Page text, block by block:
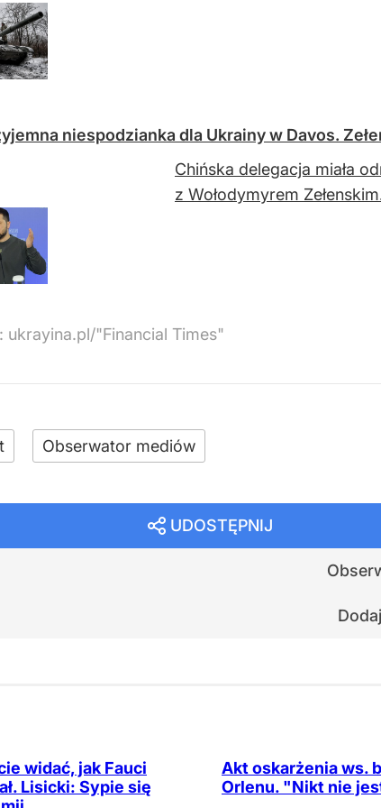
niespodzianka dla Ukrainy w Davos.
Chińska delegacja miała
z Wołodymyrem
ukrayina.pl/"Financial Times"
Obserwator mediów
UDOSTĘPNIJ
widać, jak Fauci
Lisicki: Sypie się
Akt oskarżenia ws.
Orlenu. "Nikt nie